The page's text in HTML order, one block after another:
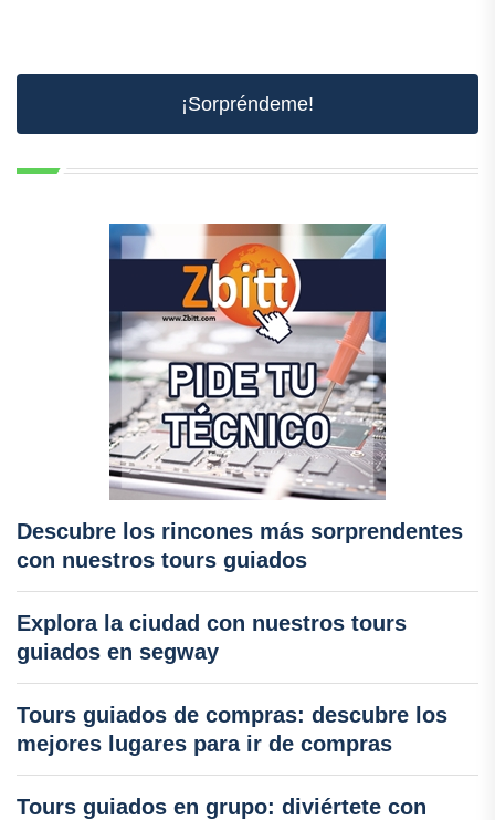
¡Sorpréndeme!
Descubre los rincones más sorprendentes
con nuestros tours guiados
Explora la ciudad con nuestros tours
guiados en segway
Tours guiados de compras: descubre los
mejores lugares para ir de compras
Tours guiados en grupo: diviértete con